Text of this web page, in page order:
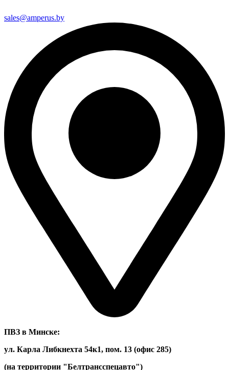
sales@amperus.by
ПВЗ в Минске:
ул. Карла Либкнехта 54к1, пом. 13 (офис 285)
(на территории "Белтрансспецавто")